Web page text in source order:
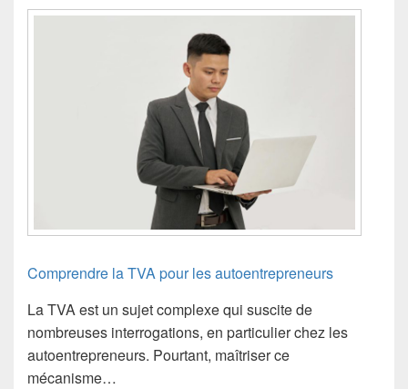
Comprendre la TVA pour les autoentrepreneurs
La TVA est un sujet complexe qui suscite de
nombreuses interrogations, en particulier chez les
autoentrepreneurs. Pourtant, maîtriser ce
mécanisme…